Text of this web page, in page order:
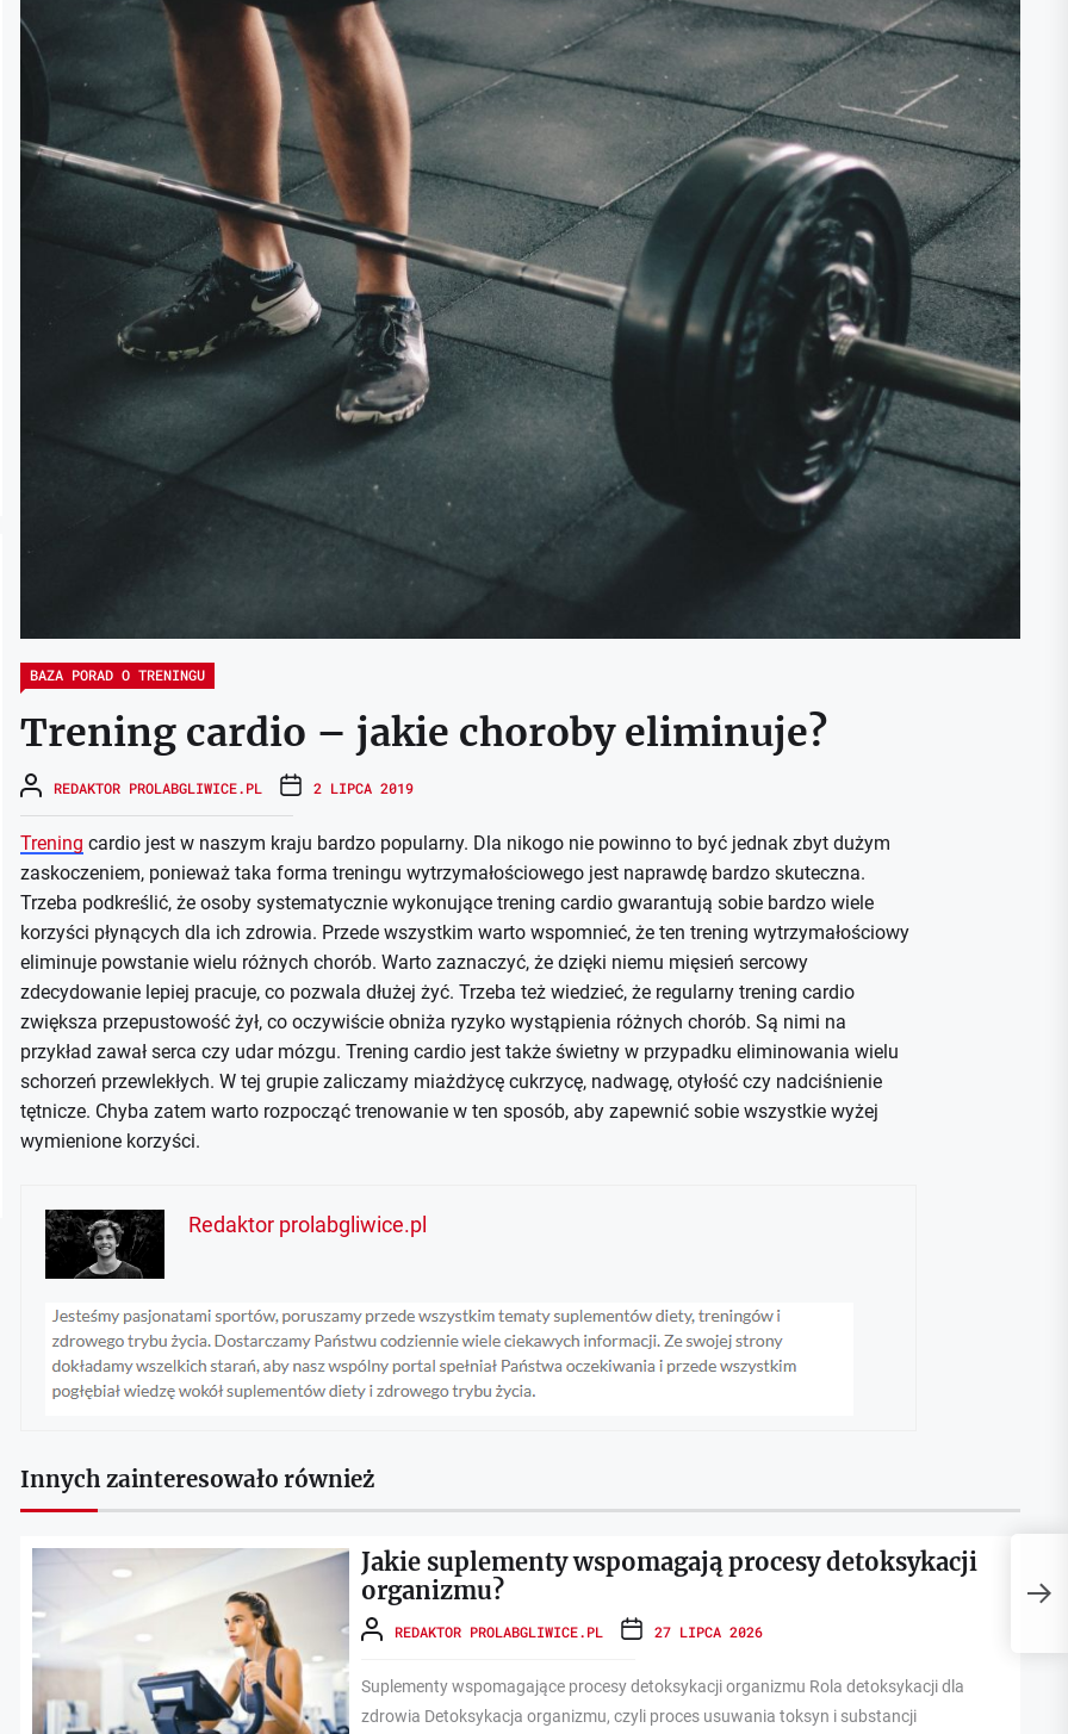
BAZA PORAD O TRENINGU
Trening cardio – jakie choroby eliminuje?
REDAKTOR PROLABGLIWICE.PL 2 LIPCA 2019
Trening cardio jest w naszym kraju bardzo popularny. Dla nikogo nie powinno to być jednak zbyt dużym
zaskoczeniem, ponieważ taka forma treningu wytrzymałościowego jest naprawdę bardzo skuteczna.
Trzeba podkreślić, że osoby systematycznie wykonujące trening cardio gwarantują sobie bardzo wiele
korzyści płynących dla ich zdrowia. Przede wszystkim warto wspomnieć, że ten trening wytrzymałościowy
eliminuje powstanie wielu różnych chorób. Warto zaznaczyć, że dzięki niemu mięsień sercowy
zdecydowanie lepiej pracuje, co pozwala dłużej żyć. Trzeba też wiedzieć, że regularny trening cardio
zwiększa przepustowość żył, co oczywiście obniża ryzyko wystąpienia różnych chorób. Są nimi na
przykład zawał serca czy udar mózgu. Trening cardio jest także świetny w przypadku eliminowania wielu
schorzeń przewlekłych. W tej grupie zaliczamy miażdżycę cukrzycę, nadwagę, otyłość czy nadciśnienie
tętnicze. Chyba zatem warto rozpocząć trenowanie w ten sposób, aby zapewnić sobie wszystkie wyżej
wymienione korzyści.
Redaktor prolabgliwice.pl
Innych zainteresowało również
Jakie suplementy wspomagają procesy detoksykacji
organizmu?
REDAKTOR PROLABGLIWICE.PL 27 LIPCA 2026
Suplementy wspomagające procesy detoksykacji organizmu Rola detoksykacji dla
zdrowia Detoksykacja organizmu, czyli proces usuwania toksyn i substancji